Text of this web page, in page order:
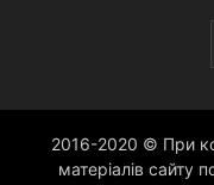
2016-2020 © При
матеріалів сайту